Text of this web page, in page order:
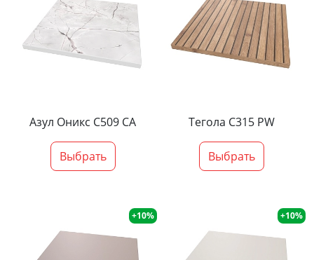
Азул Оникс С509 СА
Выбрать
Тегола С315 PW
Выбрать
+10% +10%